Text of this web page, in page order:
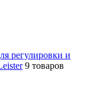
регулировки и
9 товаров